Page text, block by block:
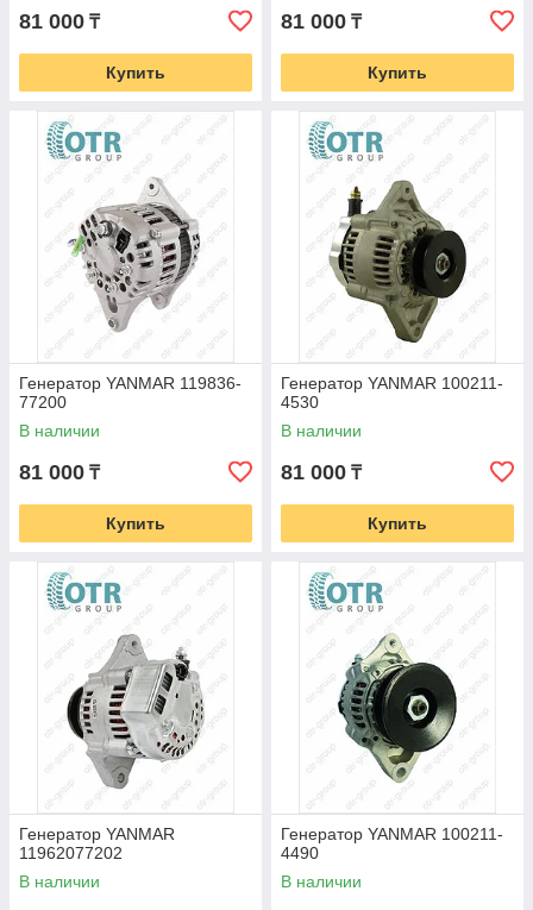
81 000 ₸
Купить
81 000 ₸
Купить
Генератор YANMAR 119836-
77200
В наличии
81 000 ₸
Купить
Генератор YANMAR 100211-
4530
В наличии
81 000 ₸
Купить
Генератор YANMAR
11962077202
В наличии
Генератор YANMAR 100211-
4490
В наличии